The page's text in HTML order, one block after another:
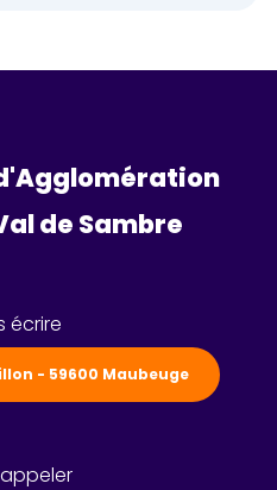
de Sambre
écrire
- 59600 Maubeuge